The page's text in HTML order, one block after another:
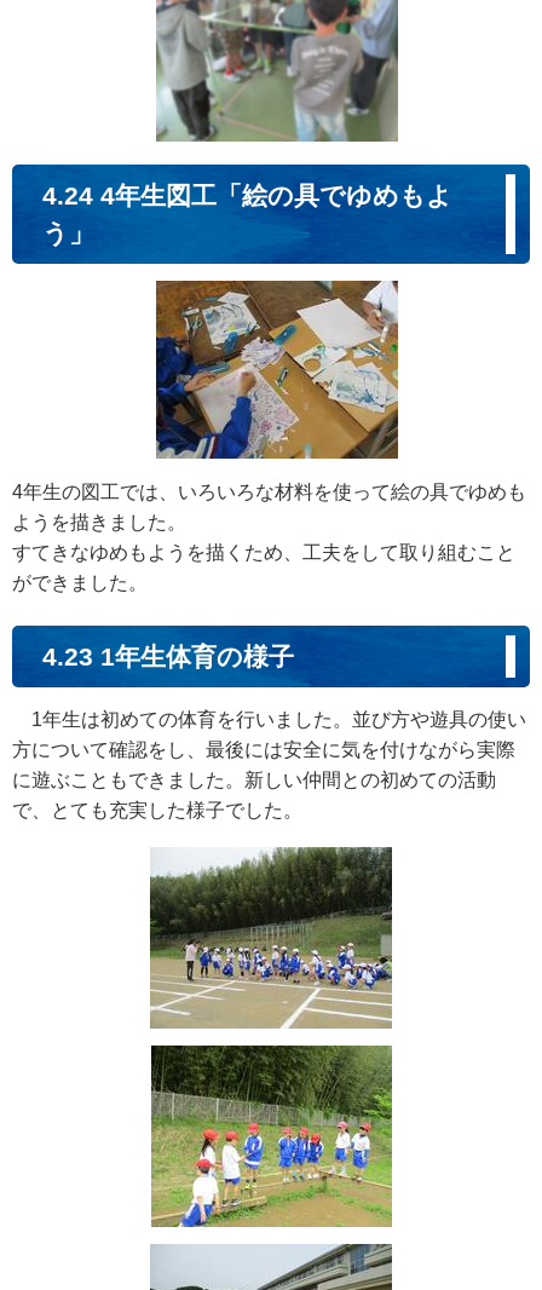
4.24 4年生図工「絵の具でゆめもよ
う」
4年生の図工では、いろいろな材料を使って絵の具でゆめも
ようを描きました。
すてきなゆめもようを描くため、工夫をして取り組むこと
ができました。
4.23 1年生体育の様子
1年生は初めての体育を行いました。並び方や遊具の使い
方について確認をし、最後には安全に気を付けながら実際
に遊ぶこともできました。新しい仲間との初めての活動
で、とても充実した様子でした。